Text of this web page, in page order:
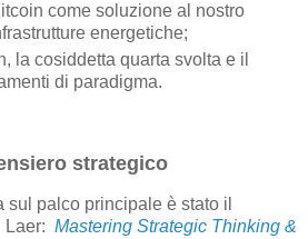
come soluzione al nostro
energetiche;
la cosiddetta quarta svolta e il
di paradigma.
strategico
palco principale è stato il
Laer: Mastering Strategic Thinking &